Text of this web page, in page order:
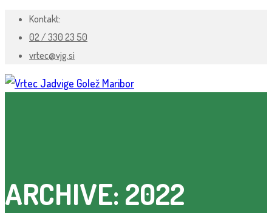
Kontakt:
02 / 330 23 50
vrtec@vjg.si
ARCHIVE: 2022